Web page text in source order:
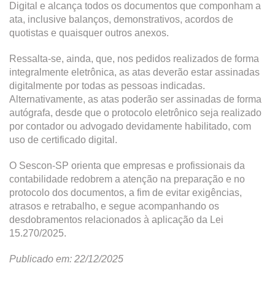
Digital e alcança todos os documentos que componham a
ata, inclusive balanços, demonstrativos, acordos de
quotistas e quaisquer outros anexos.
Ressalta-se, ainda, que, nos pedidos realizados de forma
integralmente eletrônica, as atas deverão estar assinadas
digitalmente por todas as pessoas indicadas.
Alternativamente, as atas poderão ser assinadas de forma
autógrafa, desde que o protocolo eletrônico seja realizado
por contador ou advogado devidamente habilitado, com
uso de certificado digital.
O Sescon-SP orienta que empresas e profissionais da
contabilidade redobrem a atenção na preparação e no
protocolo dos documentos, a fim de evitar exigências,
atrasos e retrabalho, e segue acompanhando os
desdobramentos relacionados à aplicação da Lei
15.270/2025.
Publicado em: 22/12/2025